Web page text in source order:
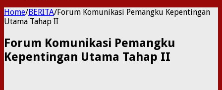
Home/BERITA/Forum Komunikasi Pemangku Kepentingan
Utama Tahap II
Forum Komunikasi Pemangku
Kepentingan Utama Tahap II